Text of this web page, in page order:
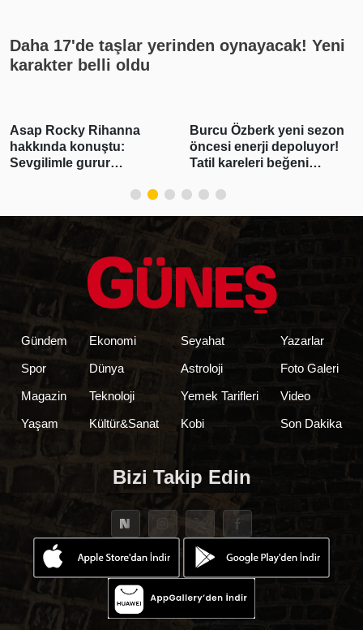
Daha 17'de taşlar yerinden oynayacak! Yeni
karakter belli oldu
Asap Rocky Rihanna
hakkında konuştu:
Sevgilimle gurur
Burcu Özberk yeni sezon
öncesi enerji depoluyor!
Tatil kareleri beğeni
Gündem
Spor
Magazin
Yaşam
Ekonomi
Dünya
Teknoloji
Kültür&Sanat
Seyahat
Astroloji
Yemek Tarifleri
Kobi
Yazarlar
Foto Galeri
Video
Son Dakika
Bizi Takip Edin